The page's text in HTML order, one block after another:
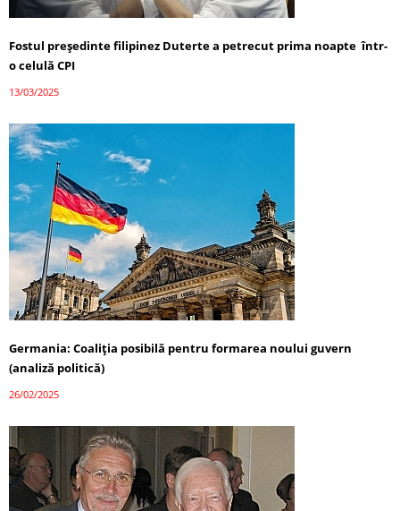
Fostul președinte filipinez Duterte a petrecut prima noapte într-
o celulă CPI
13/03/2025
Germania: Coaliția posibilă pentru formarea noului guvern
(analiză politică)
26/02/2025